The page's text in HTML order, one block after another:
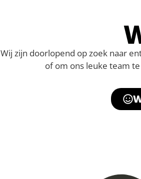
Wij zijn doorlopend op zoek naar
of om ons leuke team